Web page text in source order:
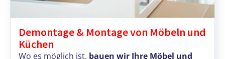
Demontage & Montage von Möbeln und
Küchen
Wo es möglich ist, bauen wir Ihre Möbel und